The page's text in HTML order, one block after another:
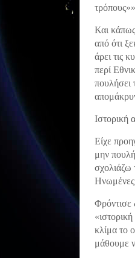
Και
από ότι
άρει τις
περί
πουλήσει
Ιστορική
Είχε
μην
σχολιάζω
Ηνωμένες
Φρόντισε
κλίμα το
μάθουμε